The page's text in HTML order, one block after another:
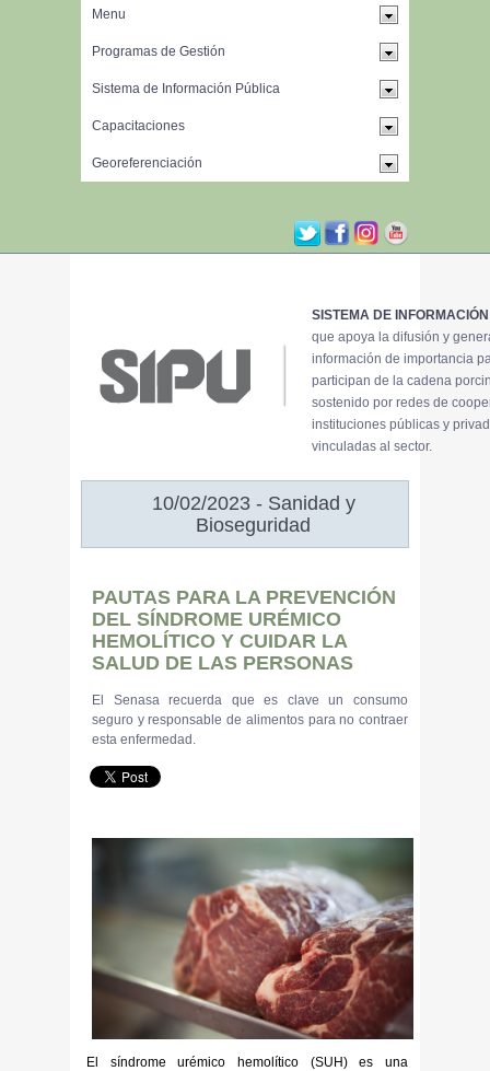
SISTEMA DE
que apoya la difusión y
información de importancia
participan de la cadena
sostenido por redes de
instituciones públicas y
vinculadas al sector.
10/02/2023 - Sanidad y
Bioseguridad
PAUTAS PARA LA PREVENCIÓN
DEL SÍNDROME URÉMICO
HEMOLÍTICO Y CUIDAR LA
SALUD DE LAS PERSONAS
El Senasa recuerda que es clave un consumo
seguro y responsable de alimentos para no contraer
esta enfermedad.
El síndrome urémico hemolítico (SUH) es una